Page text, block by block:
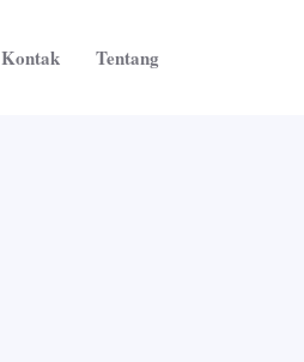
Kontak Tentang